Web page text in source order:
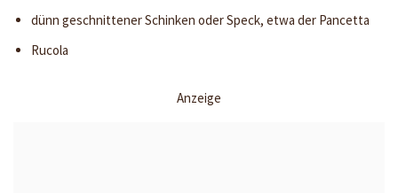
dünn geschnittener Schinken oder Speck, etwa der Pancetta
Rucola
Anzeige